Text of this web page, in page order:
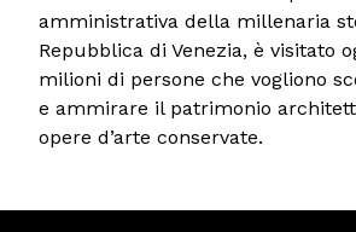
amministrativa della millenaria
Repubblica di Venezia, è visitato
milioni di persone che vogliono
e ammirare il patrimonio
opere d’arte conservate.